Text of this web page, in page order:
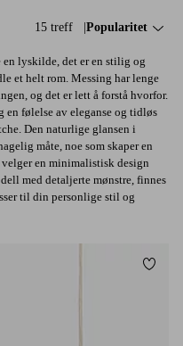
15 treff Sorter på:
Popularitet
en lyskilde, det er en stilig og
et helt rom. Messing har lenge
og det er lett å forstå hvorfor.
en følelse av eleganse og tidløs
Den naturlige glansen i
måte, noe som skaper en
en minimalistisk design
med detaljerte mønstre, finnes
til din personlige stil og
favoritter